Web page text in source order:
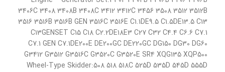
3406C 3408 3408B 3408C 3412 3412C 3456 3508 3512 3512B
3516 3516B 3516B GEN 3516C 3516E C1.1DE9.5 C1.5DE13.5 C13
C13GENSET C15 C18 C2.2DE18E3 C27 C32 C4.4 C6.6 C7.1
C7.1 GEN C7.1DE200E DE200GC DE220GC DG150 DG30 DG60
G3412 G3512 G3516C G3520C G3520E SR4 XQG135 XQP500
Wheel-Type Skidder:508 518 518C 525D 535D 545D 555D